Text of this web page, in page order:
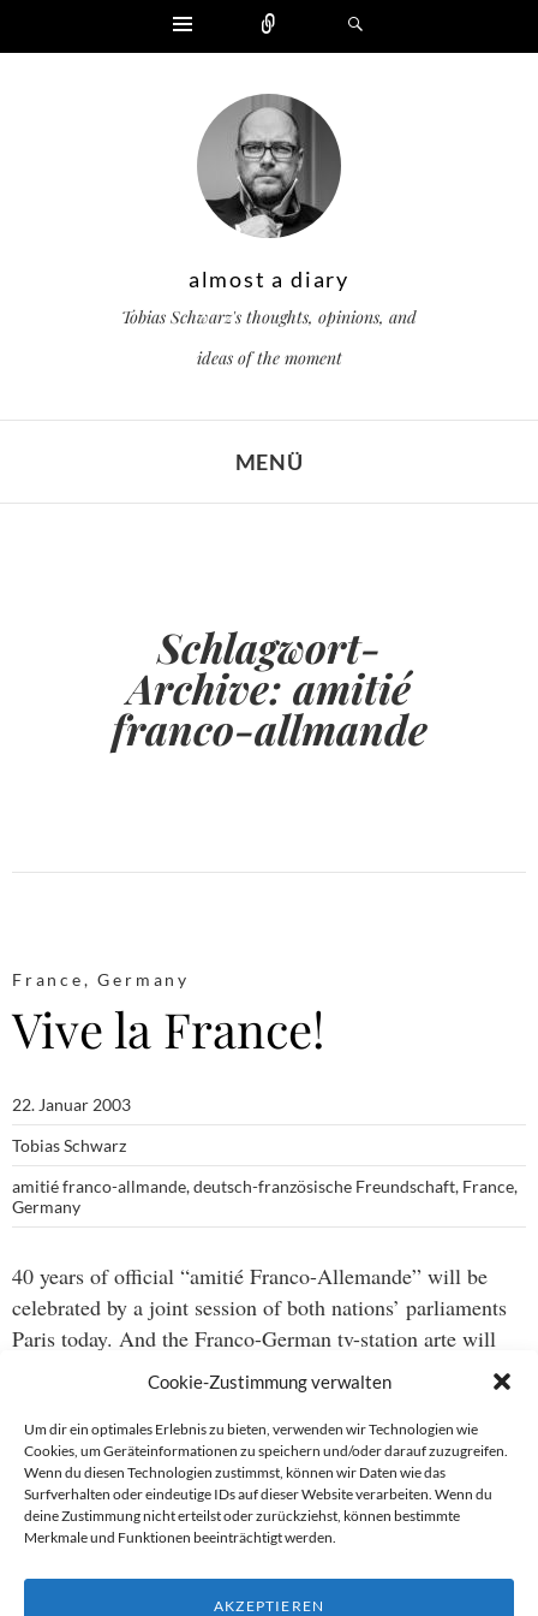
Cookie-Zustimmung verwalten
Um dir ein optimales Erlebnis zu bieten, verwenden wir Technologien wie
Cookies, um Geräteinformationen zu speichern und/oder darauf zuzugreifen.
Wenn du diesen Technologien zustimmst, können wir Daten wie das
Surfverhalten oder eindeutige IDs auf dieser Website verarbeiten. Wenn du
deine Zustimmung nicht erteilst oder zurückziehst, können bestimmte
Merkmale und Funktionen beeinträchtigt werden.
AKZEPTIEREN
Widgets
almost a diary
Tobias Schwarz's thoughts, opinions, and
ideas of the moment
MENÜ
Schlagwort-
Archive: amitié
franco-allmande
France,Germany
Vive la France!
22. Januar 2003
Tobias Schwarz
amitié franco-allmande,deutsch-französische Freundschaft, France,
Germany
40 years of official “amitié Franco-Allemande” will be
celebrated by a joint session of both nations’ parliaments
Paris today. And the Franco-German tv-station arte will
broadcast the festivities all day long. That’s cleary must-
see-TV. However, on the web, they have a funny little
game calledVoulez Vouz Klischee Avec Moi(German),
ou bienVoulez Vous Clicher avec moi(French) which
allows to find out if you’re sufficiently well informed about
French and German stereotypes… some statistical hints –
worse teeth (if any) and yes, German women do shave…